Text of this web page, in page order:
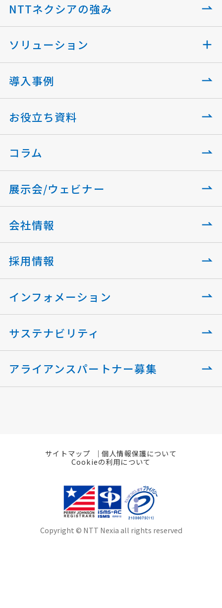
NTTネクシアの強み
ソリューション
導入事例
お役立ち資料
コラム
展示会/ウェビナー
会社情報
採用情報
インフォメーション
サステナビリティ
アライアンスパートナー募集
サイトマップ
個人情報保護について
Cookieの利用について
Copyright © NTT Nexia all rights reserved